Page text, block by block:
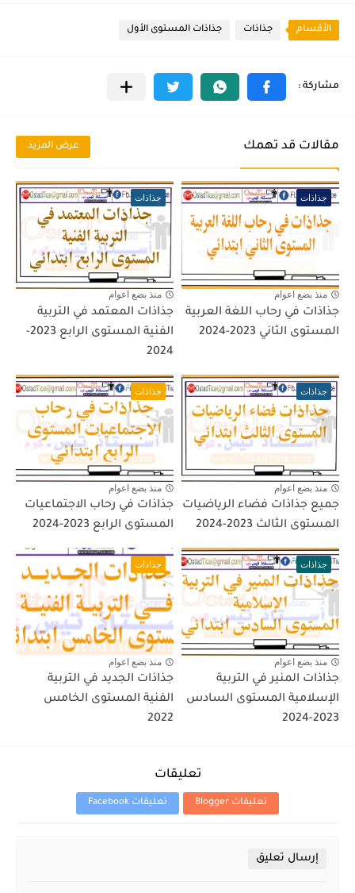
الأقسام جذاذات جذاذات المستوى الأول
مقالات قد تهمك عرض المزيد
جذاذات
منذ بضع اعوام
جذاذات في رحاب اللغة العربية
المستوى الثاني 2023-2024
جذاذات
منذ بضع اعوام
جذاذات المعتمد في التربية
الفنية المستوى الرابع 2023-
2024
جذاذات
منذ بضع اعوام
جميع جذاذات فضاء الرياضيات
المستوى الثالث 2023-2024
جذاذات
منذ بضع اعوام
جذاذات في رحاب الاجتماعيات
المستوى الرابع 2023-2024
جذاذات
منذ بضع اعوام
جذاذات المنير في التربية
الإسلامية المستوى السادس
2023-2024
جذاذات
منذ بضع اعوام
جذاذات الجديد في التربية
الفنية المستوى الخامس
2022
تعليقات
تعليقات Blogger تعليقات Facebook
إرسال تعليق